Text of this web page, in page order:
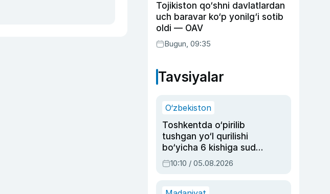
Tojikiston qo‘shni davlatlardan
uch baravar ko‘p yonilg‘i sotib
oldi — OAV
Bugun, 09:35
Tavsiyalar
O‘zbekiston
Toshkentda o‘pirilib
tushgan yo‘l qurilishi
bo‘yicha 6 kishiga sud
hukmi o‘qildi
10:10 / 05.08.2026